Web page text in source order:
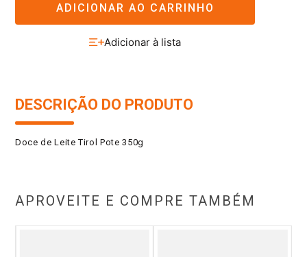
ADICIONAR AO CARRINHO
DESCRIÇÃO DO PRODUTO
Doce de Leite Tirol Pote 350g
APROVEITE E COMPRE TAMBÉM